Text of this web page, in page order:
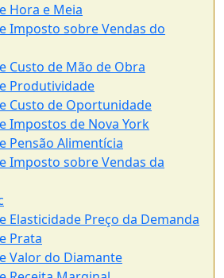
Hora e Meia
Imposto sobre Vendas do
Custo de Mão de Obra
Produtividade
Custo de Oportunidade
Impostos de Nova York
Pensão Alimentícia
Imposto sobre Vendas da
Elasticidade Preço da Demanda
Prata
Valor do Diamante